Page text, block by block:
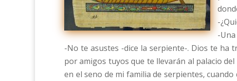
-
-
-No te asustes -dice la serpiente-. Dios te ha
por amigos tuyos que te llevarán al palacio
en el seno de mi familia de serpientes,